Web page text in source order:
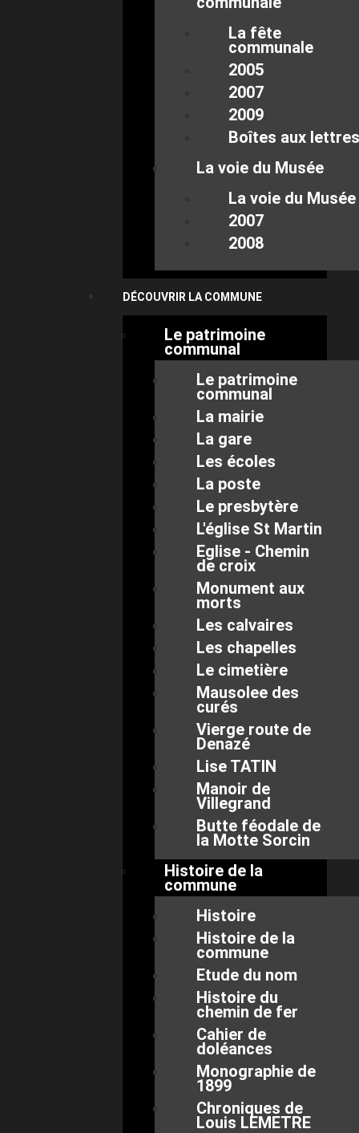
La fête
communale
2005
2007
2009
Boîtes aux lettres
La voie du Musée
La voie du Musée
2007
2008
DÉCOUVRIR LA COMMUNE
Le patrimoine
communal
Le patrimoine
communal
La mairie
La gare
Les écoles
La poste
Le presbytère
L'église St Martin
Eglise - Chemin
de croix
Monument aux
morts
Les calvaires
Les chapelles
Le cimetière
Mausolee des
curés
Vierge route de
Denazé
Lise TATIN
Manoir de
Villegrand
Butte féodale de
la Motte Sorcin
Histoire de la
commune
Histoire
Histoire de la
commune
Etude du nom
Histoire du
chemin de fer
Cahier de
doléances
Monographie de
1899
Chroniques de
Louis LEMETRE